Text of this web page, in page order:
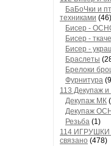
БаБоЧки и
техниками (46)
Бисер -
Бисер -
Бисер -
Браслеты
Брелоки
Фурнитура
113 Декупаж и
Декупаж МК
Декупаж
Резьба (1)
114 ИГРУШКИ
связано (478)